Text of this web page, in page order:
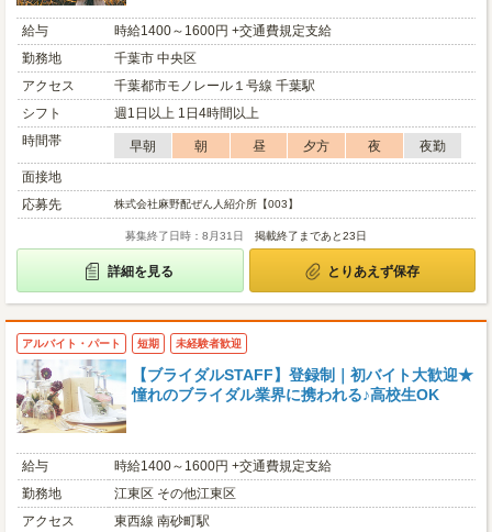
給与
時給1400～1600円 +交通費規定支給
勤務地
千葉市 中央区
アクセス
千葉都市モノレール１号線 千葉駅
シフト
週1日以上 1日4時間以上
時間帯
早朝 朝 昼 夕方 夜
夜勤
面接地
応募先
株式会社麻野配ぜん人紹介所【003】
募集終了日時：8月31日 掲載終了まであと23日
詳細を見る とりあえず保存
アルバイト・パート 短期 未経験者歓迎
【ブライダルSTAFF】登録制｜初バイト大歓迎★
憧れのブライダル業界に携われる♪高校生OK
給与
時給1400～1600円 +交通費規定支給
勤務地
江東区 その他江東区
アクセス
東西線 南砂町駅